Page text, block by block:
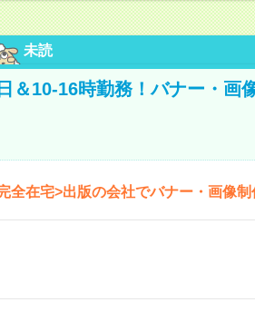
未読
＆10-16時勤務！バナー・画
全在宅>出版の会社でバナー・画像制